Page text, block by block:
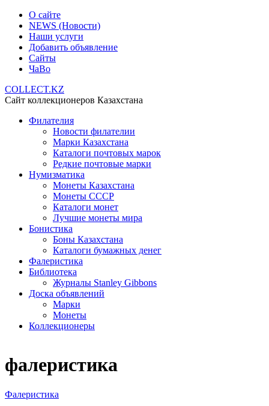
О сайте
NEWS (Новости)
Наши услуги
Добавить объявление
Сайты
ЧаВо
COLLECT.KZ
Сайт коллекционеров Казахстана
Филателия
Новости филателии
Марки Казахстана
Каталоги почтовых марок
Редкие почтовые марки
Нумизматика
Монеты Казахстана
Монеты СССР
Каталоги монет
Лучшие монеты мира
Бонистика
Боны Казахстана
Каталоги бумажных денег
Фалеристика
Библиотека
Журналы Stanley Gibbons
Доска объявлений
Марки
Монеты
Коллекционеры
фалеристика
Фалеристика